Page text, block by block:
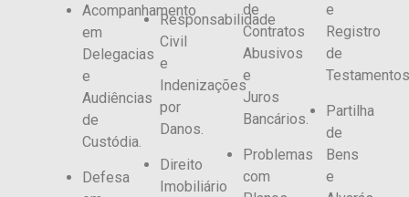
Acompanhamento
em
Delegacias
e
Audiências
de
Custódia.
Defesa
Responsabilidade
Civil
e
Indenizações
por
Danos.
Direito
Imobiliário
de
Contratos
Abusivos
e
Juros
Bancários.
Problemas
com
e
Registro
de
Partilha
de
Bens
e